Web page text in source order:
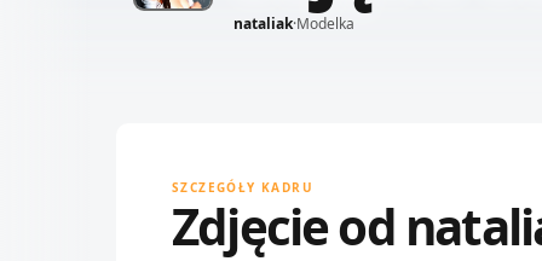
nataliak·Modelka
SZCZEGÓŁY KADRU
Zdjęcie od